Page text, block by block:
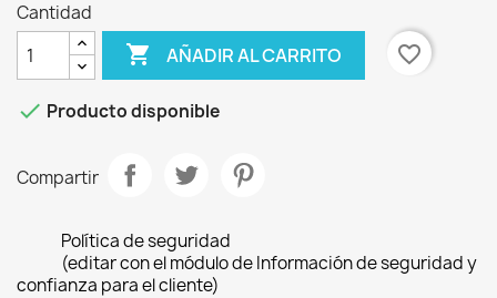
Cantidad
 AÑADIR AL CARRITO favorite_border
 Producto disponible
Compartir
Política de seguridad
(editar con el módulo de Información de seguridad y
confianza para el cliente)